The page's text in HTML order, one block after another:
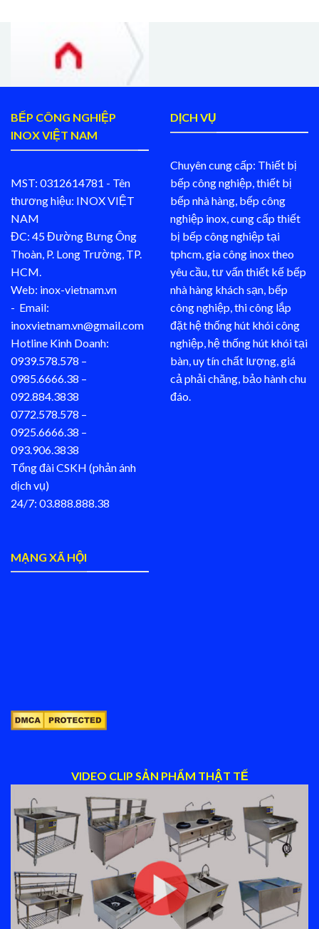
BẾP CÔNG NGHIỆP
INOX VIỆT NAM
MST: 0312614781 - Tên
thương hiệu: INOX VIỆT
NAM
ĐC: 45 Đường Bưng Ông
Thoàn, P. Long Trường, TP.
HCM.
Web: inox-vietnam.vn
- Email:
inoxvietnam.vn@gmail.com
Hotline Kinh Doanh:
0939.578.578 –
0985.6666.38 –
092.884.3838
0772.578.578 –
0925.6666.38 –
093.906.3838
Tổng đài CSKH (phản ánh
dịch vụ)
24/7: 03.888.888.38
DỊCH VỤ
Chuyên cung cấp: Thiết bị
bếp công nghiệp, thiết bị
bếp nhà hàng, bếp công
nghiệp inox, cung cấp thiết
bị bếp công nghiệp tại
tphcm, gia công inox theo
yêu cầu, tư vấn thiết kế bếp
nhà hàng khách sạn, bếp
công nghiệp, thi công lắp
đặt hệ thống hút khói công
nghiệp, hệ thống hút khói tại
bàn, uy tín chất lượng, giá
cả phải chăng, bảo hành chu
đáo.
MẠNG XÃ HỘI
VIDEO CLIP SẢN PHẨM THẬT TẾ